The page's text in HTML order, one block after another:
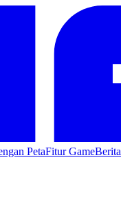
PetaFitur GameBerita